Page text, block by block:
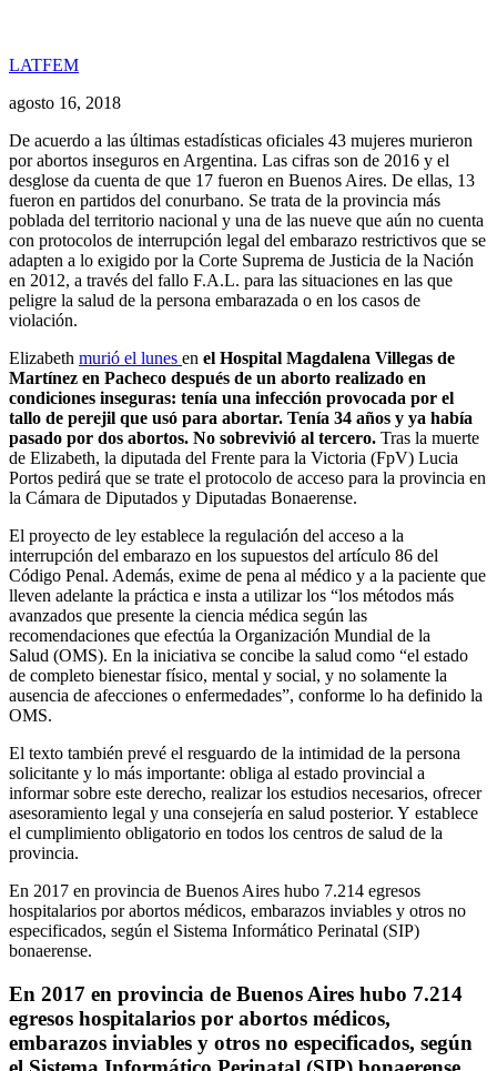
LATFEM
agosto 16, 2018
De acuerdo a las últimas estadísticas oficiales 43 mujeres murieron
por abortos inseguros en Argentina. Las cifras son de 2016 y el
desglose da cuenta de que 17 fueron en Buenos Aires. De ellas, 13
fueron en partidos del conurbano. Se trata de la provincia más
poblada del territorio nacional y una de las nueve que aún no cuenta
con protocolos de interrupción legal del embarazo restrictivos que se
adapten a lo exigido por la Corte Suprema de Justicia de la Nación
en 2012, a través del fallo F.A.L. para las situaciones en las que
peligre la salud de la persona embarazada o en los casos de
violación.
Elizabeth murió el lunes en el Hospital Magdalena Villegas de
Martínez en Pacheco después de un aborto realizado en
condiciones inseguras: tenía una infección provocada por el
tallo de perejil que usó para abortar. Tenía 34 años y ya había
pasado por dos abortos. No sobrevivió al tercero. Tras la muerte
de Elizabeth, la diputada del Frente para la Victoria (FpV) Lucia
Portos pedirá que se trate el protocolo de acceso para la provincia en
la Cámara de Diputados y Diputadas Bonaerense.
El proyecto de ley establece la regulación del acceso a la
interrupción del embarazo en los supuestos del artículo 86 del
Código Penal. Además, exime de pena al médico y a la paciente que
lleven adelante la práctica e insta a utilizar los “los métodos más
avanzados que presente la ciencia médica según las
recomendaciones que efectúa la Organización Mundial de la
Salud (OMS). En la iniciativa se concibe la salud como “el estado
de completo bienestar físico, mental y social, y no solamente la
ausencia de afecciones o enfermedades”, conforme lo ha definido la
OMS.
El texto también prevé el resguardo de la intimidad de la persona
solicitante y lo más importante: obliga al estado provincial a
informar sobre este derecho, realizar los estudios necesarios, ofrecer
asesoramiento legal y una consejería en salud posterior. Y establece
el cumplimiento obligatorio en todos los centros de salud de la
provincia.
En 2017 en provincia de Buenos Aires hubo 7.214 egresos
hospitalarios por abortos médicos, embarazos inviables y otros no
especificados, según el Sistema Informático Perinatal (SIP)
bonaerense.
En 2017 en provincia de Buenos Aires hubo 7.214
egresos hospitalarios por abortos médicos,
embarazos inviables y otros no especificados, según